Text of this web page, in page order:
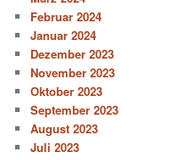
Februar 2024
Januar 2024
Dezember 2023
November 2023
Oktober 2023
September 2023
August 2023
Juli 2023